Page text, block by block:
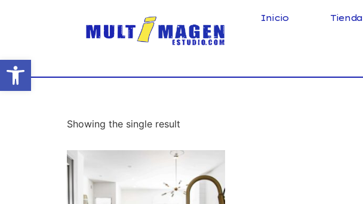
Abrir barra de herramientas
Inicio Tienda
Showing the single result